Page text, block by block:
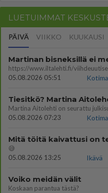
LUETUIMMAT
PÄIVÄ VIIKKO KUUKAUSI
Martinan bisneksillä ei
05.08.2026 05:51
05.08.2026 07:23
Mitä töitä kaivattusi on
😅
05.08.2026 13:25
Ikävä
Voiko meidän välit
Koskaan parantua tästä?